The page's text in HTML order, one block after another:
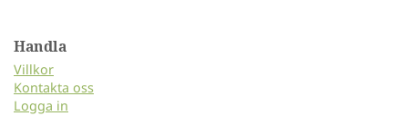
Handla
Villkor
Kontakta oss
Logga in